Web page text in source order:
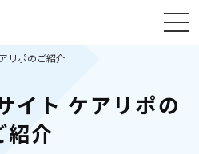
リポのご紹介
イト ケアリポの
紹介